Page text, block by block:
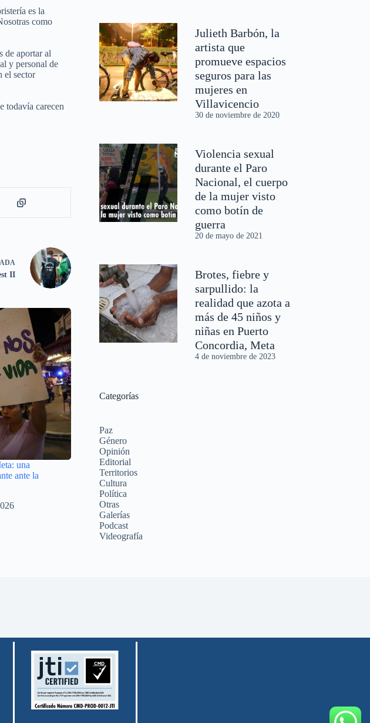
es la
como
de aportar al
y personal de
el sector
todavía carecen
II
una
ante la
Julieth Barbón, la
artista que
promueve espacios
seguros para las
mujeres en
Villavicencio
30 de noviembre de 2020
Violencia sexual
durante el Paro
Nacional, el cuerpo
de la mujer visto
como botín de
guerra
20 de mayo de 2021
Brotes, fiebre y
sarpullido: la
realidad que azota a
más de 45 niños y
niñas en Puerto
Concordia, Meta
4 de noviembre de 2023
Categorías
Paz
Género
Opinión
Editorial
Territorios
Cultura
Política
Otras
Galerías
Podcast
Videografía